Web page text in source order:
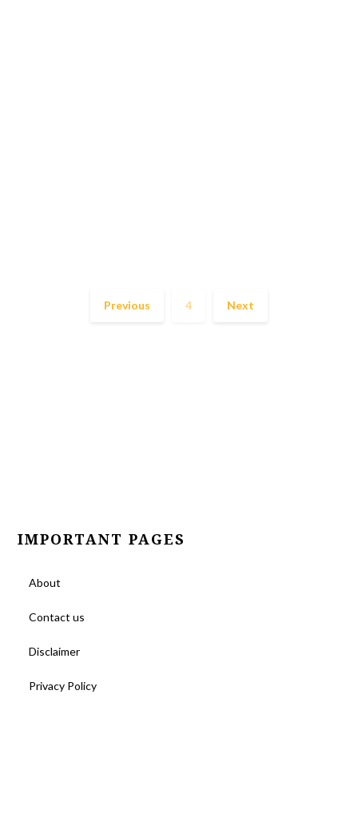
Previous 4 Next
IMPORTANT PAGES
About
Contact us
Disclaimer
Privacy Policy